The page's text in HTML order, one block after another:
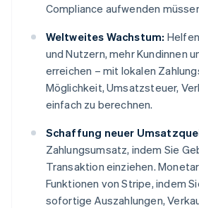
Compliance aufwenden
Weltweites Wachstum:
und Nutzern, mehr Kundinnen
erreichen – mit lokalen
Möglichkeit, Umsatzsteuer,
einfach zu berechnen.
Schaffung neuer
Zahlungsumsatz, indem Sie
Transaktion einziehen.
Funktionen von Stripe, indem
sofortige Auszahlungen,